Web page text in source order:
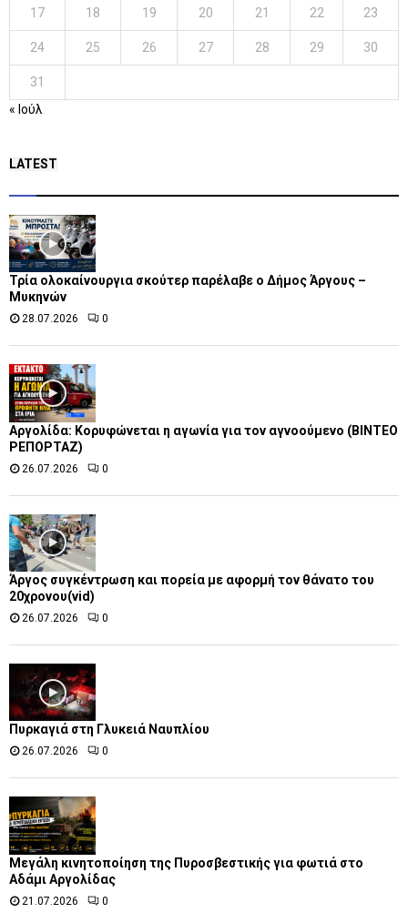
17 18 19 20 21 22 23
24 25 26 27 28 29 30
31
« Ιούλ
LATEST
Τρία ολοκαίνουργια σκούτερ παρέλαβε o Δήμος Άργους –
Μυκηνών
28.07.2026 0
Αργολίδα: Κορυφώνεται η αγωνία για τον αγνοούμενο (ΒΙΝΤΕΟ
ΡΕΠΟΡΤΑΖ)
26.07.2026 0
Άργος συγκέντρωση και πορεία με αφορμή τον θάνατο του
20χρονου(vid)
26.07.2026 0
Πυρκαγιά στη Γλυκειά Ναυπλίου
26.07.2026 0
Μεγάλη κινητοποίηση της Πυροσβεστικής για φωτιά στο
Αδάμι Αργολίδας
21.07.2026 0